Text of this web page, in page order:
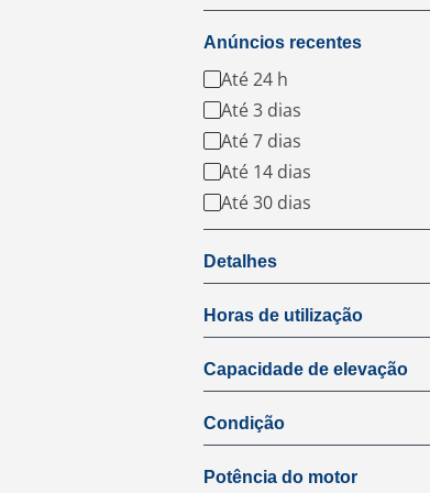
Anúncios recentes
Até 24 h
Até 3 dias
Até 7 dias
Até 14 dias
Até 30 dias
Detalhes
Horas de utilização
Capacidade de elevação
Condição
Potência do motor